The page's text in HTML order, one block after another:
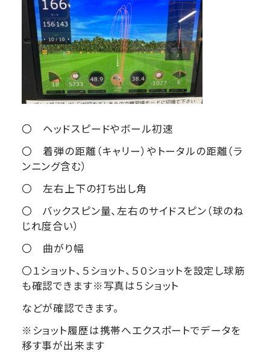
〇 ヘッドスピードやボール初速
〇 着弾の距離（キャリー）やトータルの距離（ラ
ンニング含む）
〇 左右上下の打ち出し角
〇 バックスピン量、左右のサイドスピン（球のね
じれ度合い）
〇 曲がり幅
〇１ショット、５ショット、５０ショットを設定し球筋
も確認できます※写真は５ショット
などが確認できます。
※ショット履歴は携帯へエクスポートでデータを
移す事が出来ます